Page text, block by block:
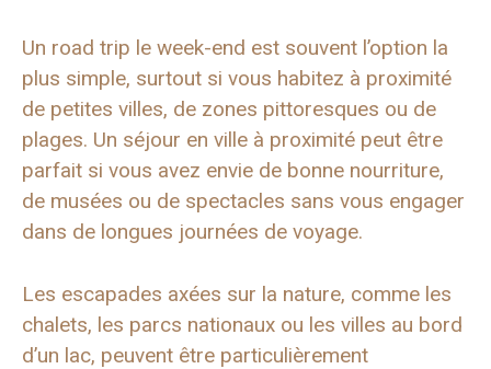
Un road trip le week-end est souvent l’option la
plus simple, surtout si vous habitez à proximité
de petites villes, de zones pittoresques ou de
plages. Un séjour en ville à proximité peut être
parfait si vous avez envie de bonne nourriture,
de musées ou de spectacles sans vous engager
dans de longues journées de voyage.
Les escapades axées sur la nature, comme les
chalets, les parcs nationaux ou les villes au bord
d’un lac, peuvent être particulièrement